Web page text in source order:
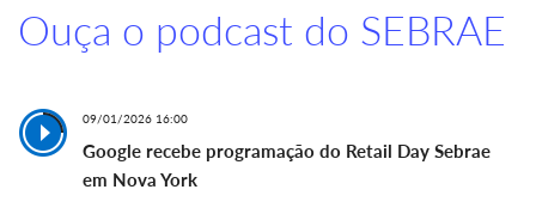
Ouça o podcast do SEBRAE
09/01/2026 16:00
Google recebe programação do Retail Day Sebrae
em Nova York